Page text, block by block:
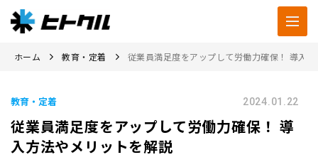
ホーム 教育・定着 従業員満足度をアップして労働力確保！ 導入
教育・定着 2024.01.22
従業員満足度をアップして労働力確保！ 導
入方法やメリットを解説